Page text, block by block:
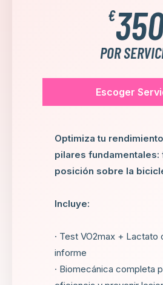
€
POR
Optimiza tu
pilares
posición sobre la
Incluye:
· Test VO2max +
informe
· Biomecánica completa
Escoger